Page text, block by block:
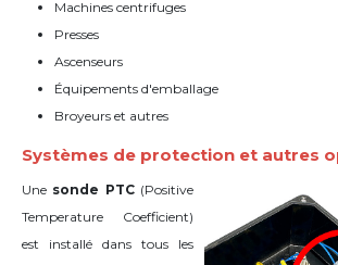
Machines centrifuges
Presses
Ascenseurs
Équipements d'emballage
Broyeurs et autres
Systèmes de protection et autres
Une sonde PTC(Positive
Temperature Coefficient)
est installé dans tous les